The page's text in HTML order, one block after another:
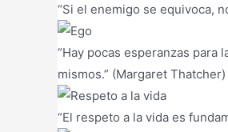
“Si el enemigo se equivoca,
“Hay pocas esperanzas
mismos.” (Margaret Thatcher)
“El respeto a la vida es